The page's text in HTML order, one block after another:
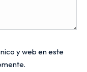
y web en este